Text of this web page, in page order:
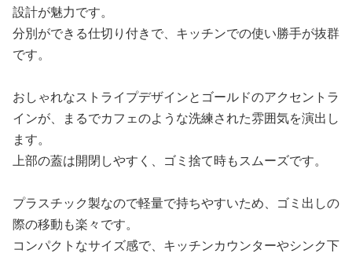
設計が魅力です。
分別ができる仕切り付きで、キッチンでの使い勝手が抜群
です。
おしゃれなストライプデザインとゴールドのアクセントラ
インが、まるでカフェのような洗練された雰囲気を演出し
ます。
上部の蓋は開閉しやすく、ゴミ捨て時もスムーズです。
プラスチック製なので軽量で持ちやすいため、ゴミ出しの
際の移動も楽々です。
コンパクトなサイズ感で、キッチンカウンターやシンク下